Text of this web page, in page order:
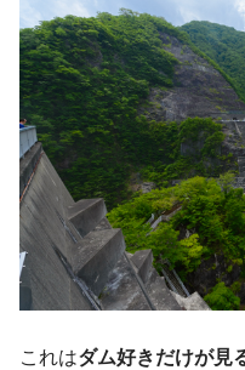
これはダム好きだけが見